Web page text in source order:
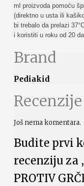
ml proizvoda pomoću
(direktno u usta ili
bi trebalo da prelazi
i koristiti u roku od 20
Brand
Pediakid
Recenzije
Još nema komentara.
Budite prvi
recenziju za
PROTIV